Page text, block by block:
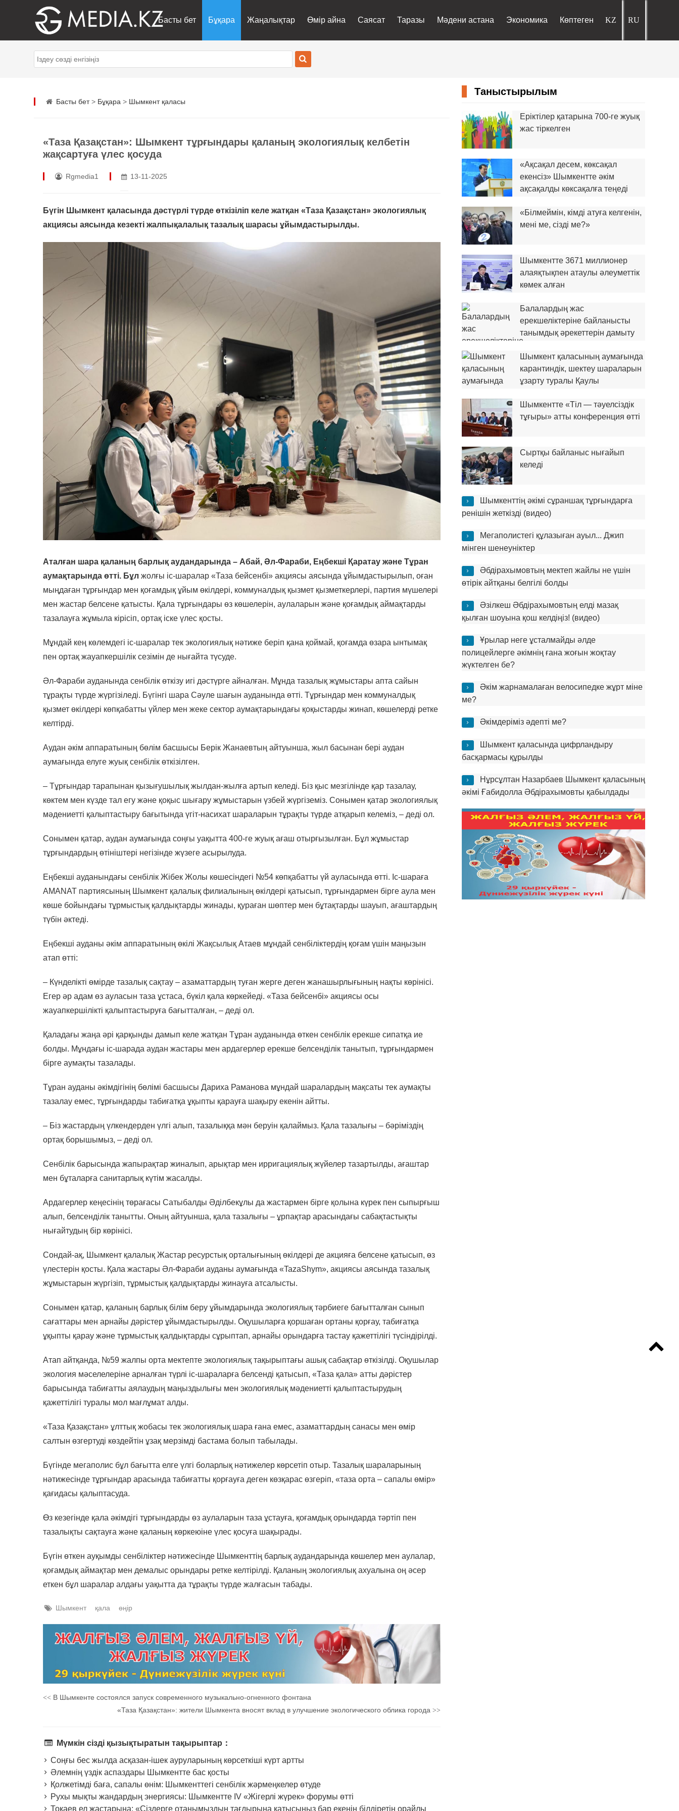
Басты бет Бұқара Жаңалықтар Өмір айна Саясат Таразы Мәдени астана Экономика Көптеген
Басты бет> Бұқара > Шымкент қаласы
«Таза Қазақстан»: Шымкент тұрғындары қаланың экологиялық келбетін
жақсартуға үлес қосуда
Rgmedia1 13-11-2025
Бүгін Шымкент қаласында дәстүрлі түрде өткізіліп келе жатқан «Таза Қазақстан» экологиялық
акциясы аясында кезекті жалпықалалық тазалық шарасы ұйымдастырылды.
Аталған шара қаланың барлық аудандарында – Абай, Әл-Фараби, Еңбекші Қаратау және Тұран
аумақтарында өтті. Бұл жолғы іс-шаралар «Таза бейсенбі» акциясы аясында ұйымдастырылып, оған
мыңдаған тұрғындар мен қоғамдық ұйым өкілдері, коммуналдық қызмет қызметкерлері, партия мүшелері
мен жастар белсене қатысты. Қала тұрғындары өз көшелерін, аулаларын және қоғамдық аймақтарды
тазалауға жұмыла кірісіп, ортақ іске үлес қосты.
Мұндай кең көлемдегі іс-шаралар тек экологиялық нәтиже беріп қана қоймай, қоғамда өзара ынтымақ
пен ортақ жауапкершілік сезімін де нығайта түсуде.
Әл-Фараби ауданында сенбілік өткізу игі дәстүрге айналған. Мұнда тазалық жұмыстары апта сайын
тұрақты түрде жүргізіледі. Бүгінгі шара Сәуле шағын ауданында өтті. Тұрғындар мен коммуналдық
қызмет өкілдері көпқабатты үйлер мен жеке сектор аумақтарындағы қоқыстарды жинап, көшелерді ретке
келтірді.
Аудан әкім аппаратының бөлім басшысы Берік Жанаевтың айтуынша, жыл басынан бері аудан
аумағында елуге жуық сенбілік өткізілген.
– Тұрғындар тарапынан қызығушылық жылдан-жылға артып келеді. Біз қыс мезгілінде қар тазалау,
көктем мен күзде тал егу және қоқыс шығару жұмыстарын үзбей жүргіземіз. Сонымен қатар экологиялық
мәдениетті қалыптастыру бағытында үгіт-насихат шараларын тұрақты түрде атқарып келеміз, – деді ол.
Сонымен қатар, аудан аумағында соңғы уақытта 400-ге жуық ағаш отырғызылған. Бұл жұмыстар
тұрғындардың өтініштері негізінде жүзеге асырылуда.
Еңбекші ауданындағы сенбілік Жібек Жолы көшесіндегі №54 көпқабатты үй ауласында өтті. Іс-шараға
AMANAT партиясының Шымкент қалалық филиалының өкілдері қатысып, тұрғындармен бірге аула мен
көше бойындағы тұрмыстық қалдықтарды жинады, қураған шөптер мен бұтақтарды шауып, ағаштардың
түбін әктеді.
Еңбекші ауданы әкім аппаратының өкілі Жақсылық Атаев мұндай сенбіліктердің қоғам үшін маңызын
атап өтті:
– Күнделікті өмірде тазалық сақтау – азаматтардың туған жерге деген жанашырлығының нақты көрінісі.
Егер әр адам өз ауласын таза ұстаса, бүкіл қала көркейеді. «Таза бейсенбі» акциясы осы
жауапкершілікті қалыптастыруға бағытталған, – деді ол.
Қаладағы жаңа әрі қарқынды дамып келе жатқан Тұран ауданында өткен сенбілік ерекше сипатқа ие
болды. Мұндағы іс-шарада аудан жастары мен ардагерлер ерекше белсенділік танытып, тұрғындармен
бірге аумақты тазалады.
Тұран ауданы әкімдігінің бөлімі басшысы Дариха Раманова мұндай шаралардың мақсаты тек аумақты
тазалау емес, тұрғындарды табиғатқа ұқыпты қарауға шақыру екенін айтты.
– Біз жастардың үлкендерден үлгі алып, тазалыққа мән беруін қалаймыз. Қала тазалығы – бәріміздің
ортақ борышымыз, – деді ол.
Сенбілік барысында жапырақтар жиналып, арықтар мен ирригациялық жүйелер тазартылды, ағаштар
мен бұталарға санитарлық күтім жасалды.
Ардагерлер кеңесінің төрағасы Сатыбалды Әділбекұлы да жастармен бірге қолына күрек пен сыпырғыш
алып, белсенділік танытты. Оның айтуынша, қала тазалығы – ұрпақтар арасындағы сабақтастықты
нығайтудың бір көрінісі.
Сондай-ақ, Шымкент қалалық Жастар ресурстық орталығының өкілдері де акцияға белсене қатысып, өз
үлестерін қосты. Қала жастары Әл-Фараби ауданы аумағында «TazaShym», акциясы аясында тазалық
жұмыстарын жүргізіп, тұрмыстық қалдықтарды жинауға атсалысты.
Сонымен қатар, қаланың барлық білім беру ұйымдарында экологиялық тәрбиеге бағытталған сынып
сағаттары мен арнайы дәрістер ұйымдастырылды. Оқушыларға қоршаған ортаны қорғау, табиғатқа
ұқыпты қарау және тұрмыстық қалдықтарды сұрыптап, арнайы орындарға тастау қажеттілігі түсіндірілді.
Атап айтқанда, №59 жалпы орта мектепте экологиялық тақырыптағы ашық сабақтар өткізілді. Оқушылар
экология мәселелеріне арналған түрлі іс-шараларға белсенді қатысып, «Таза қала» атты дәрістер
барысында табиғатты аялаудың маңыздылығы мен экологиялық мәдениетті қалыптастырудың
қажеттілігі туралы мол мағлұмат алды.
«Таза Қазақстан» ұлттық жобасы тек экологиялық шара ғана емес, азаматтардың санасы мен өмір
салтын өзгертуді көздейтін ұзақ мерзімді бастама болып табылады.
Бүгінде мегаполис бұл бағытта елге үлгі боларлық нәтижелер көрсетіп отыр. Тазалық шараларының
нәтижесінде тұрғындар арасында табиғатты қорғауға деген көзқарас өзгеріп, «таза орта – сапалы өмір»
қағидасы қалыптасуда.
Өз кезегінде қала әкімдігі тұрғындарды өз аулаларын таза ұстауға, қоғамдық орындарда тәртіп пен
тазалықты сақтауға және қаланың көркеюіне үлес қосуға шақырады.
Бүгін өткен ауқымды сенбіліктер нәтижесінде Шымкенттің барлық аудандарында көшелер мен аулалар,
қоғамдық аймақтар мен демалыс орындары ретке келтірілді. Қаланың экологиялық ахуалына оң әсер
еткен бұл шаралар алдағы уақытта да тұрақты түрде жалғасын табады.
Шымкент қала өңір
<< В Шымкенте состоялся запуск современного музыкально-огненного фонтана
«Таза Қазақстан»: жители Шымкента вносят вклад в улучшение экологического облика города >>
Мүмкін сізді қызықтыратын тақырыптар：
Соңғы бес жылда асқазан-ішек ауруларының көрсеткіші күрт артты
Әлемнің үздік аспаздары Шымкентте бас қосты
Қолжетімді баға, сапалы өнім: Шымкенттегі сенбілік жәрмеңкелер өтуде
Рухы мықты жандардың энергиясы: Шымкентте IV «Жігерлі жүрек» форумы өтті
Тоқаев ел жастарына: «Сіздерге отанымыздың тағдырына қатысыңыз бар екенін білдіретін орайлы
Таныстырылым
Еріктілер қатарына 700-ге жуық
жас тіркелген
«Ақсақал десем, көксақал
екенсіз» Шымкентте әкім
ақсақалды көксақалға теңеді
«Білмеймін, кімді атуға келгенін,
мені ме, сізді ме?»
Шымкентте 3671 миллионер
алаяқтықпен атаулы әлеуметтік
көмек алған
Балалардың жас
ерекшеліктеріне байланысты
танымдық әрекеттерін дамыту
Шымкент қаласының аумағында
карантиндік, шектеу шараларын
ұзарту туралы Қаулы
Шымкентте «Тіл — тәуелсіздік
тұғыры» атты конференция өтті
Сыртқы байланыс нығайып
келеді
Шымкенттің әкімі сұраншақ тұрғындарға
ренішін жеткізді (видео)
Мегаполистегі құлазыған ауыл... Джип
мінген шенеуніктер
Әбдірахымовтың мектеп жайлы не үшін
өтірік айтқаны белгілі болды
Әзілкеш Әбдірахымовтың елді мазақ
қылған шоуына қош келдіңіз! (видео)
Ұрылар неге ұсталмайды әлде
полицейлерге әкімнің ғана жоғын жоқтау
жүктелген бе?
Әкім жарнамалаған велосипедке жұрт міне
ме?
Әкімдеріміз әдепті ме?
Шымкент қаласында цифрландыру
басқармасы құрылды
Нұрсұлтан Назарбаев Шымкент қаласының
әкімі Ғабидолла Әбдірахымовты қабылдады